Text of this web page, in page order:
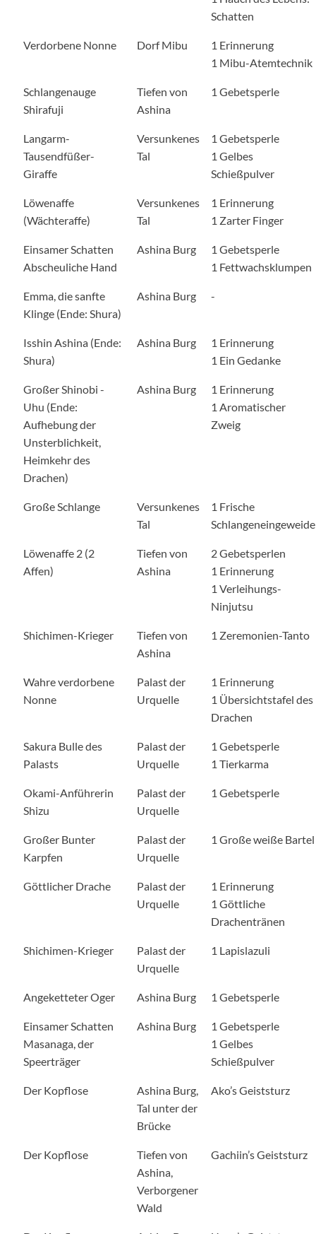
Schatten
Verdorbene Nonne Dorf Mibu
1 Erinnerung
1 Mibu-Atemtechnik
Schlangenauge
Shirafuji
Tiefen von
Ashina
1 Gebetsperle
Langarm-
Tausendfüßer-
Giraffe
Versunkenes
Tal
1 Gebetsperle
1 Gelbes
Schießpulver
Löwenaffe
(Wächteraffe)
Versunkenes
Tal
1 Erinnerung
1 Zarter Finger
Einsamer Schatten
Abscheuliche Hand
Ashina Burg
1 Gebetsperle
1 Fettwachsklumpen
Emma, die sanfte
Klinge (Ende: Shura)
Ashina Burg -
Isshin Ashina (Ende:
Shura)
Ashina Burg
1 Erinnerung
1 Ein Gedanke
Großer Shinobi -
Uhu (Ende:
Aufhebung der
Unsterblichkeit,
Heimkehr des
Drachen)
Ashina Burg
1 Erinnerung
1 Aromatischer
Zweig
Große Schlange
Versunkenes
Tal
1 Frische
Schlangeneingeweide
Löwenaffe 2 (2
Affen)
Tiefen von
Ashina
2 Gebetsperlen
1 Erinnerung
1 Verleihungs-
Ninjutsu
Shichimen-Krieger
Tiefen von
Ashina
1 Zeremonien-Tanto
Wahre verdorbene
Nonne
Palast der
Urquelle
1 Erinnerung
1 Übersichtstafel des
Drachen
Sakura Bulle des
Palasts
Palast der
Urquelle
1 Gebetsperle
1 Tierkarma
Okami-Anführerin
Shizu
Palast der
Urquelle
1 Gebetsperle
Großer Bunter
Karpfen
Palast der
Urquelle
1 Große weiße Bartel
Göttlicher Drache
Palast der
Urquelle
1 Erinnerung
1 Göttliche
Drachentränen
Shichimen-Krieger
Palast der
Urquelle
1 Lapislazuli
Angeketteter Oger Ashina Burg 1 Gebetsperle
Einsamer Schatten
Masanaga, der
Speerträger
Ashina Burg
1 Gebetsperle
1 Gelbes
Schießpulver
Der Kopflose
Ashina Burg,
Tal unter der
Brücke
Ako’s Geiststurz
Der Kopflose
Tiefen von
Ashina,
Verborgener
Wald
Gachiin’s Geiststurz